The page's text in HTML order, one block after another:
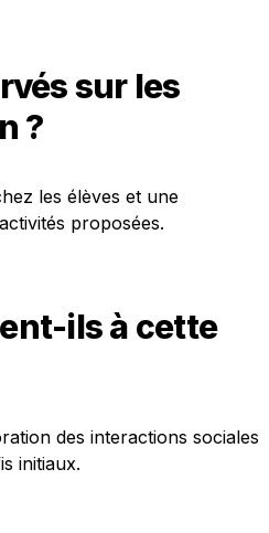
sur les
?
les élèves et une
proposées.
ils à cette
des interactions sociales
initiaux.